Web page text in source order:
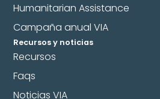
Humanitarian Assistance
Campaña anual VIA
Recursos y noticias
Recursos
Faqs
Noticias VIA